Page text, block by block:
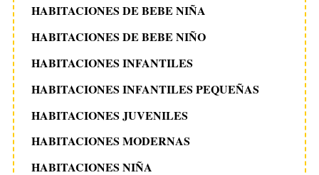
HABITACIONES DE BEBE NIÑA
HABITACIONES DE BEBE NIÑO
HABITACIONES INFANTILES
HABITACIONES INFANTILES PEQUEÑAS
HABITACIONES JUVENILES
HABITACIONES MODERNAS
HABITACIONES NIÑA